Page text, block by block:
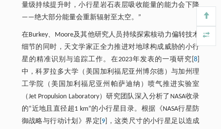
量级持续提升时，小行星岩石表层吸收能量的能力会下降
——绝大部分能量会重新辐射至太空。”
在Burkey、Moore及其他研究人员持续探索核动力偏转技术
细节的同时，天文学家正全力推进对地球构成威胁的小行
星的精准识别与追踪工作。在2023年发表的一项研究[8
中，科罗拉多大学（美国加利福尼亚州博尔德）与加州理
工学院（美国加利福尼亚州帕萨迪纳）喷气推进实验室
（Jet Propulsion Laboratory）研究团队深入分析了NASA收录
的“近地且直径超1 km”的小行星目录。根据《NASA行星防
御战略与行动计划》界定[ 9 ]，这类尺寸的小行星足以造成